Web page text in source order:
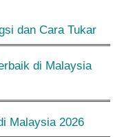
dan Cara Tukar
di Malaysia
Malaysia 2026